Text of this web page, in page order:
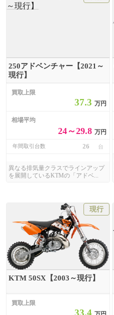
250アドベンチャー【2021～
現行】
買取上限
37.3 万円
相場平均
24～29.8 万円
年間取引台数 26 台
異なる排気量クラスでラインアップ
を展開しているKTMの「アドベ...
現行
KTM 50SX【2003～現行】
買取上限
33.4